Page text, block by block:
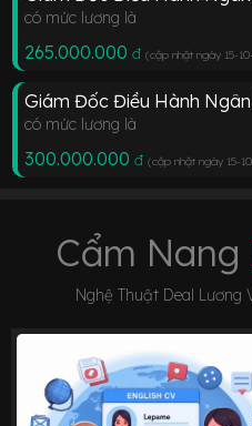
có mức lương là
265.000.000 đ (cập nhật ngày 15-
Giám Đốc Điều Hành
có mức lương là
300.000.000 đ (cập nhật ngày 15-
Cẩm Nang
Nghệ Thuật Deal Lương